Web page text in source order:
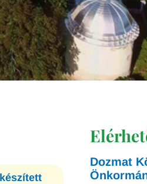
Dozmat